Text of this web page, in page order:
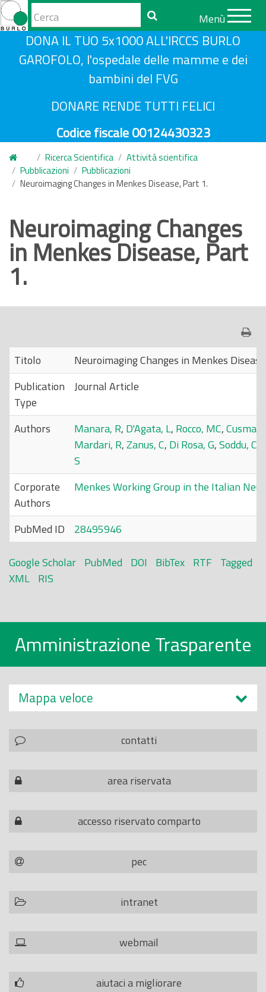
Form
di
ricerca
Cerca
DONA IL TUO 5x1000 ALL'IRCCS BURLO
GAROFOLO, l'ospedale delle mamme e dei
bambini del FVG
DONARE RENDE TUTTI FELICI
Codice fiscale 00124430323
Menù
Ricerca Scientifica
Attività scientifica
Pubblicazioni
Pubblicazioni
Neuroimaging Changes in Menkes Disease, Part 1.
Neuroimaging Changes
in Menkes Disease, Part
1.
Titolo
Neuroimaging Changes in Menkes
Publication
Type
Journal Article
Authors Manara, R, D'Agata, L, Rocco, MC,Cusmai,
Mardari, R,Zanus, C, Di Rosa, G,Soddu, C
S
Corporate
Authors
Menkes Working Group in the Italian
PubMed ID 28495946
Google Scholar PubMed DOI BibTex RTF Tagged
XML RIS
Amministrazione Trasparente
Mappa veloce
contatti
area riservata
accesso riservato comparto
pec
intranet
webmail
aiutaci a migliorare